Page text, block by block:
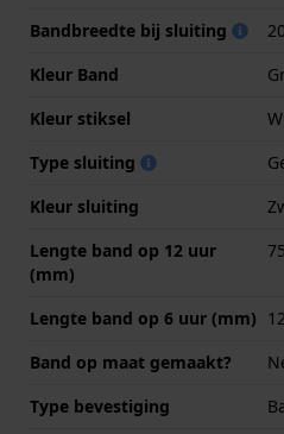
Bandbreedte bij sluiting
Kleur Band
Kleur stiksel
Type sluiting
Kleur sluiting
Lengte band op 12 uur
(mm)
Lengte band op 6 uur (mm)
Band op maat gemaakt?
Type bevestiging